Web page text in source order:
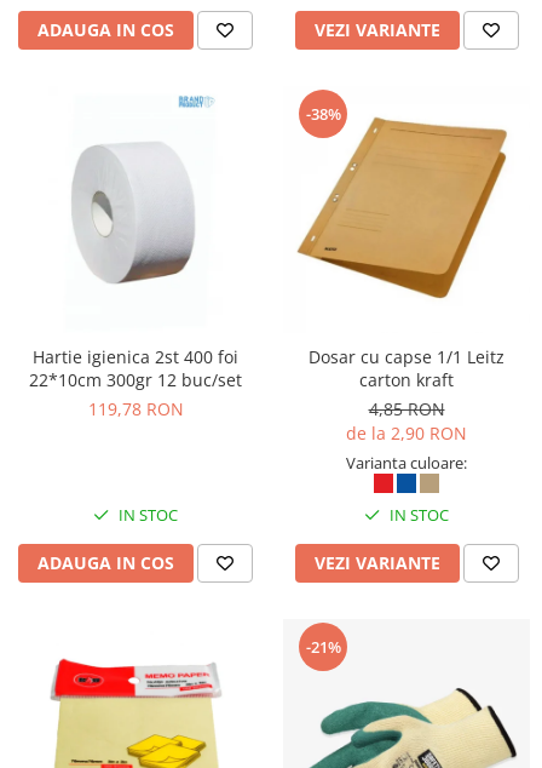
Articole pentru baie
Articole pentru bucatarie
dispensere
Articole pentru rufe, casa,
geamuri, mobila
Articole pentru birou, suprafete,
pardoseli
Saci de gunoi
Accesorii pentru curatenie
Tipografie si stampile
personalizate
Stampile, tusiere si tus
Tricouri
Bluze & Pulovere
Camasi
Pantaloni
ADAUGA IN COS VEZI VARIANTE
Hartie igienica 2st 400 foi
22*10cm 300gr 12 buc/set
119,78 RON
IN STOC
ADAUGA IN COS
-38%
Dosar cu capse 1/1 Leitz
carton kraft
4,85 RON
de la 2,90 RON
Varianta culoare:
IN STOC
VEZI VARIANTE
-21%